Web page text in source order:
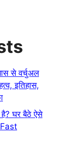
से वर्चुअल
इतिहास,
है? घर बैठे ऐसे